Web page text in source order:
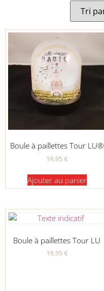
Boule à paillettes Tour LU®
19,95€
Ajouter au panier
Boule à paillettes Tour LU
19,95€